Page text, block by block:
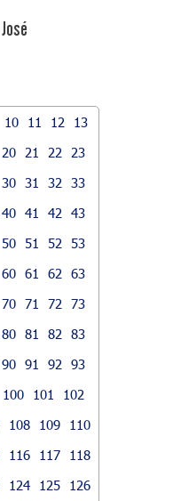
10 11 12
13
20 21 22
23
30 31 32
33
40 41 42
43
50 51 52
53
60 61 62
63
70 71 72
73
80 81 82
83
90 91 92
93
100 101
102
108 109
110
116 117
118
124 125
126